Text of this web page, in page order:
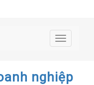
Toggle
nghiệp